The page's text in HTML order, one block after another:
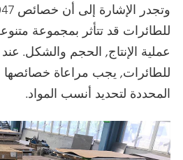
للطائرات قد تتأثر بمجموعة
عملية الإنتاج, الحجم والشكل. عند
للطائرات, يجب مراعاة خصائصها
المحددة لتحديد أنسب المواد.